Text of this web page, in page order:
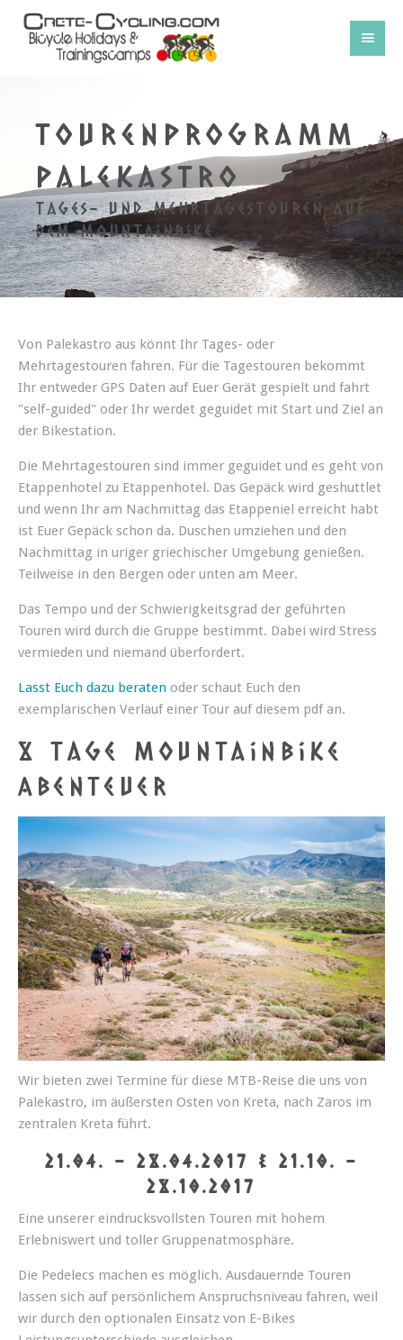
Tourenprogramm
Palekastro
Tages- und Mehrtagestouren auf
dem Mountainbike
Von Palekastro aus könnt Ihr Tages- oder
Mehrtagestouren fahren. Für die Tagestouren bekommt
Ihr entweder GPS Daten auf Euer Gerät gespielt und fahrt
"self-guided" oder Ihr werdet geguidet mit Start und Ziel an
der Bikestation.
Die Mehrtagestouren sind immer geguidet und es geht von
Etappenhotel zu Etappenhotel. Das Gepäck wird geshuttlet
und wenn Ihr am Nachmittag das Etappeniel erreicht habt
ist Euer Gepäck schon da. Duschen umziehen und den
Nachmittag in uriger griechischer Umgebung genießen.
Teilweise in den Bergen oder unten am Meer.
Das Tempo und der Schwierigkeitsgrad der geführten
Touren wird durch die Gruppe bestimmt. Dabei wird Stress
vermieden und niemand überfordert.
Lasst Euch dazu beraten oder schaut Euch den
exemplarischen Verlauf einer Tour auf diesem pdf an.
8 Tage Mountainbike
Abenteuer
Wir bieten zwei Termine für diese MTB-Reise die uns von
Palekastro, im äußersten Osten von Kreta, nach Zaros im
zentralen Kreta führt.
21.04. - 28.04.2017 & 21.10. -
28.10.2017
Eine unserer eindrucksvollsten Touren mit hohem
Erlebniswert und toller Gruppenatmosphäre.
Die Pedelecs machen es möglich. Ausdauernde Touren
lassen sich auf persönlichem Anspruchsniveau fahren, weil
wir durch den optionalen Einsatz von E-Bikes